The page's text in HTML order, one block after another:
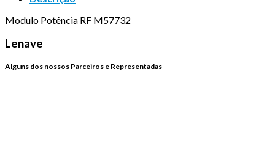
Modulo Potência RF M57732
Lenave
Alguns dos nossos Parceiros e Representadas